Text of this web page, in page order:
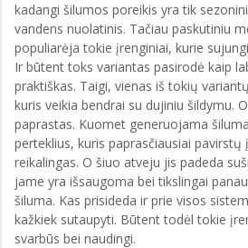
kadangi šilumos poreikis yra tik
vandens nuolatinis. Tačiau paskutiniu
populiarėja tokie įrenginiai, kurie
Ir būtent toks variantas pasirodė kaip
praktiškas. Taigi, vienas iš tokių
kuris veikia bendrai su dujiniu šildymu.
paprastas. Kuomet generuojama
perteklius, kuris paprasčiausiai
reikalingas. O šiuo atveju jis padeda
jame yra išsaugoma bei tikslingai
šiluma. Kas prisideda ir prie visos
kažkiek sutaupyti. Būtent todėl tokie
svarbūs bei naudingi.